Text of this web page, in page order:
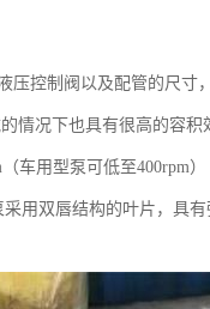
压控制阀以及配管的尺寸
情况下也具有很高的容
车用型泵可低至400rpm）
用双唇结构的叶片，具